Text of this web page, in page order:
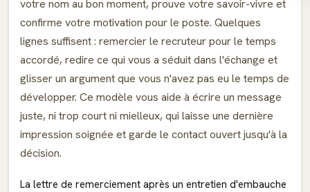
votre nom au bon moment, prouve votre savoir-vivre et
confirme votre motivation pour le poste. Quelques
lignes suffisent : remercier le recruteur pour le temps
accordé, redire ce qui vous a séduit dans l'échange et
glisser un argument que vous n'avez pas eu le temps de
développer. Ce modèle vous aide à écrire un message
juste, ni trop court ni mielleux, qui laisse une dernière
impression soignée et garde le contact ouvert jusqu'à la
décision.
La lettre de remerciement après un entretien d'embauche